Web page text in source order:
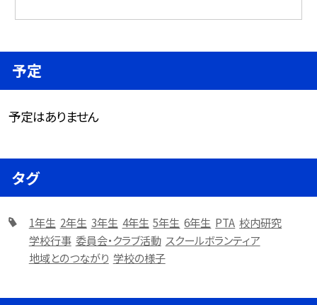
予定
予定はありません
タグ
1年生 2年生 3年生 4年生 5年生 6年生 PTA 校内研究
学校行事 委員会・クラブ活動 スクールボランティア
地域とのつながり 学校の様子